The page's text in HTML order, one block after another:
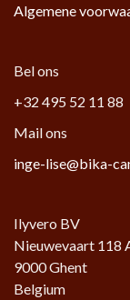
Algemene
Bel ons
+32 495 52 11 88
Mail ons
inge-lise@bika-
Ilyvero BV
Nieuwevaart 118
9000 Ghent
Belgium